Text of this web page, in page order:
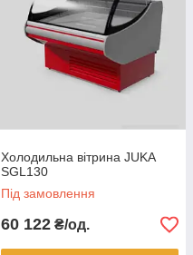
Холодильна вітрина JUKA
SGL130
Під замовлення
60 122 ₴/од.